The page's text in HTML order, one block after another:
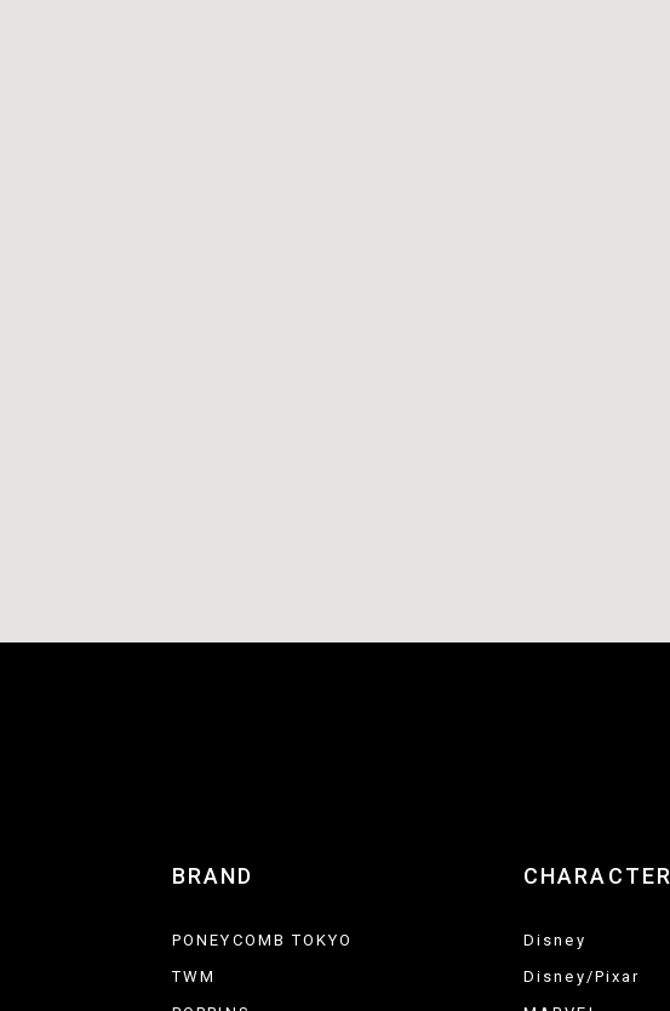
BRAND
PONEYCOMB TOKYO
TWM
CHARACTER
Disney
Disney/Pixar